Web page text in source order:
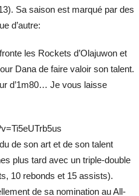
Sa saison est marqué par des
d’autre:
les Rockets d’Olajuwon et
Dana de faire valoir son talent.
d’1m80… Je vous laisse
de son art et de son talent
plus tard avec un triple-double
10 rebonds et 15 assists).
de sa nomination au All-